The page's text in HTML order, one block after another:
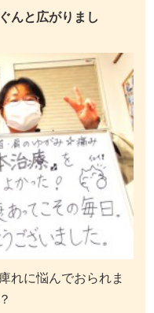
んと広がりまし
れに悩んでおられま